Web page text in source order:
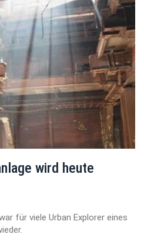
wird heute
für viele Urban Explorer eines